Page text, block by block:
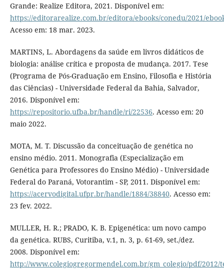
Grande: Realize Editora, 2021. Disponível em:
https://editorarealize.com.br/editora/ebooks/conedu/2021/
Acesso em: 18 mar. 2023.
MARTINS, L. Abordagens da saúde em livros didáticos de
biologia: análise crítica e proposta de mudança. 2017. Tese
(Programa de Pós-Graduação em Ensino, Filosofia e História
das Ciências) - Universidade Federal da Bahia, Salvador,
2016. Disponível em:
https://repositorio.ufba.br/handle/ri/22536. Acesso em: 20
maio 2022.
MOTA, M. T. Discussão da conceituação de genética no
ensino médio. 2011. Monografia (Especialização em
Genética para Professores do Ensino Médio) - Universidade
Federal do Paraná, Votorantim - SP, 2011. Disponível em:
https://acervodigital.ufpr.br/handle/1884/38840. Acesso em:
23 fev. 2022.
MULLER, H. R.; PRADO, K. B. Epigenética: um novo campo
da genética. RUBS, Curitiba, v.1, n. 3, p. 61-69, set./dez.
2008. Disponível em:
http://www.colegiogregormendel.com.br/gm_colegio/pdf/2012/